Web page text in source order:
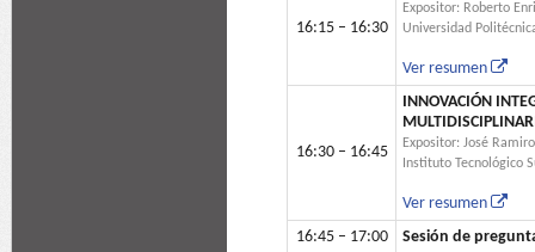
16:15 – 16:30
Expositor: Roberto
Universidad
Ver resumen
16:30 – 16:45
INNOVACIÓN
Expositor: José
Instituto Tecnológico
Ver resumen
16:45 – 17:00
Sesión de